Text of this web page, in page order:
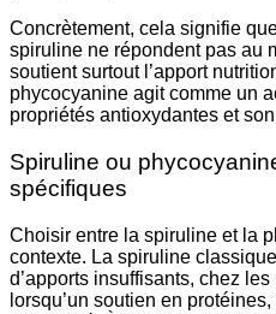
Concrètement, cela signifie
spiruline ne répondent pas au
soutient surtout l’apport
phycocyanine agit comme un
propriétés antioxydantes et
Spiruline ou
spécifiques
Choisir entre la spiruline et la
contexte. La spiruline
d’apports insuffisants, chez
lorsqu’un soutien en